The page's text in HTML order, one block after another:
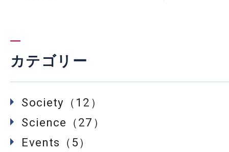
カテゴリー
Society（12）
Science（27）
Events（5）